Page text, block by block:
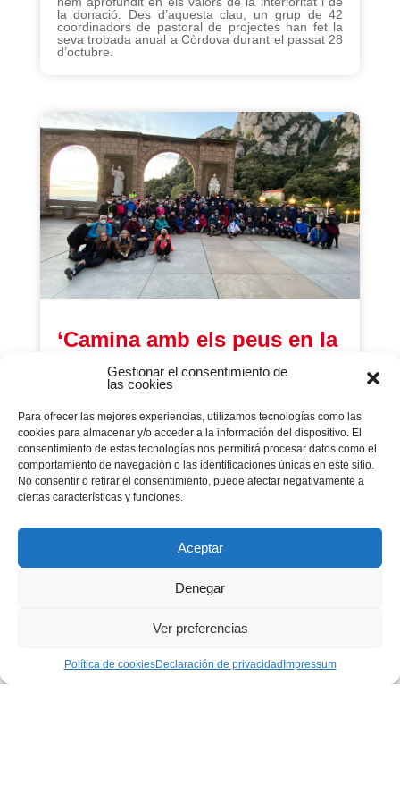
Gestionar el consentimiento de
las cookies
Para ofrecer las mejores experiencias, utilizamos tecnologías como las
cookies para almacenar y/o acceder a la información del dispositivo. El
consentimiento de estas tecnologías nos permitirá procesar datos como el
comportamiento de navegación o las identificaciones únicas en este sitio.
No consentir o retirar el consentimiento, puede afectar negativamente a
ciertas características y funciones.
Aceptar
Denegar
Ver preferencias
Política de cookiesDeclaración de privacidad Impressum
la donació. Des d’aquesta clau, un grup de 42
coordinadors de pastoral de projectes han fet la
seva trobada anual a Còrdova durant el passat 28
d’octubre.
‘Camina amb els peus en la
terra, però tenint la mirada i
el cor en el cel’
04 noviembre 2021|Curso21-22,Família
Salesiana,Pastoral Juvenil, Portada
Cases como Mataró, Osca o Montsó organitzen
diferents caminades que duen a centenars de
participants per un recorregut d’interioritat i de
trobada.
Página 1 de 12
3